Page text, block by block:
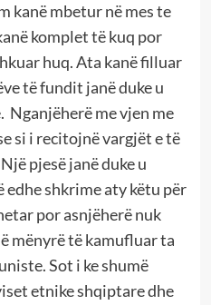
kanë mbetur në mes te
komplet të kuq por
huq. Ata kanë filluar
të fundit janë duke u
me vjen me
si i recitojnë vargjët e të
pjesë janë duke u
edhe shkrime aty këtu për
por asnjëherë nuk
mënyrë të kamufluar ta
Sot i ke shumë
etnike shqiptare dhe